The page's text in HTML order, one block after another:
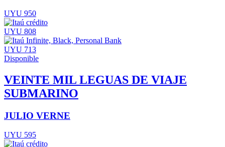
UYU 950
UYU 808
UYU 713
Disponible
VEINTE MIL LEGUAS DE VIAJE
SUBMARINO
JULIO VERNE
UYU 595